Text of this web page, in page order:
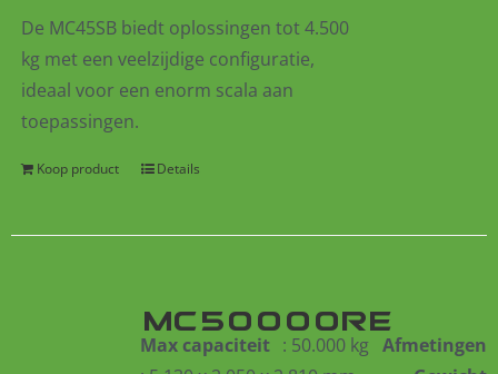
De MC45SB biedt oplossingen tot 4.500
kg met een veelzijdige configuratie,
ideaal voor een enorm scala aan
toepassingen.
Koop product Details
MC50000RE
Max capaciteit : 50.000 kg Afmetingen